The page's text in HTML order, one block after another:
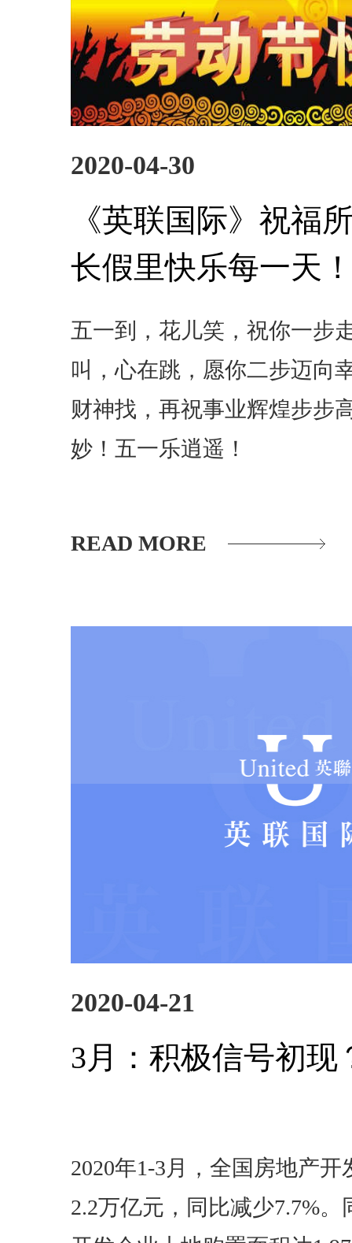
2020-04-30
《英联国际》祝福
长假里快乐每一天
五一到，花儿笑，祝你一步
叫，心在跳，愿你二步迈向
财神找，再祝事业辉煌步步
妙！五一乐逍遥！
READ MORE
2020-04-21
3月：积极信号初现
2020年1-3月，全国房地产
2.2万亿元，同比减少7.7%